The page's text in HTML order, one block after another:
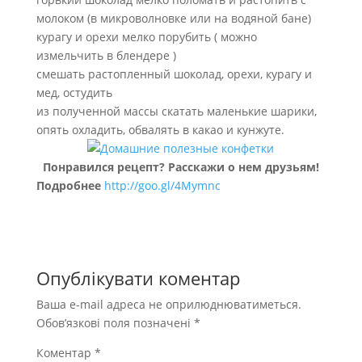
молоком (в микроволновке или на водяной бане)
курагу и орехи мелко порубить ( можно
измельчить в блендере )
смешать растопленный шоколад, орехи, курагу и
мед, остудить
из полученной массы скатать маленькие шарики,
опять охладить, обвалять в какао и кунжуте.
Понравился рецепт? Расскажи о нем друзьям!
Подробнее http://goo.gl/4Mymnc
Опублікувати коментар
Ваша e-mail адреса не оприлюднюватиметься.
Обов’язкові поля позначені *
Коментар *